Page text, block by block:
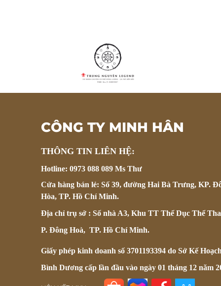
CÔNG TY MINH HÂN
THÔNG TIN LIÊN HỆ:
Hotline: 0973 088 089 Ms Thư
Cửa hàng bán lẻ: Số 39, đường Hai Bà Trưng, KP.
Hòa, TP. Hồ Chí Minh.
Địa chỉ trụ sở : Số nhà A3, Khu TT Thể Dục Thể
P. Đông Hoà, TP. Hồ Chí Minh.
Giấy phép kinh doanh số 3701193394 do Sở Kế
Bình Dương cấp lần đầu vào ngày 01 tháng 12 năm